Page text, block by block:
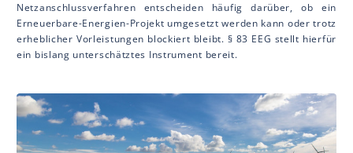
Netzanschlussverfahren entscheiden häufig darüber, ob ein
Erneuerbare-Energien-Projekt umgesetzt werden kann oder trotz
erheblicher Vorleistungen blockiert bleibt. § 83 EEG stellt hierfür
ein bislang unterschätztes Instrument bereit.